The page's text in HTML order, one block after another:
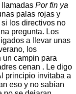
llamadas Por fin ya
palas rojas y
los directivos no
pregunta. Los
a llevar unas
los
un campin para
cenan . Le digo
principio invitaba a
eso y no sabían